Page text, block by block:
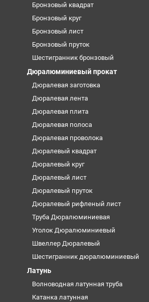
Бронзовый квадрат
Бронзовый круг
Бронзовый лист
Бронзовый пруток
Шестигранник бронзовый
Дюралюминиевый прокат
Дюралевая заготовка
Дюралевая лента
Дюралевая плита
Дюралевая полоса
Дюралевая проволока
Дюралевый квадрат
Дюралевый круг
Дюралевый лист
Дюралевый пруток
Дюралевый рифленый лист
Труба Дюралюминиевая
Уголок Дюралюминиевый
Швеллер Дюралевый
Шестигранник дюралюминиевый
Латунь
Волноводная латунная труба
Катанка латунная